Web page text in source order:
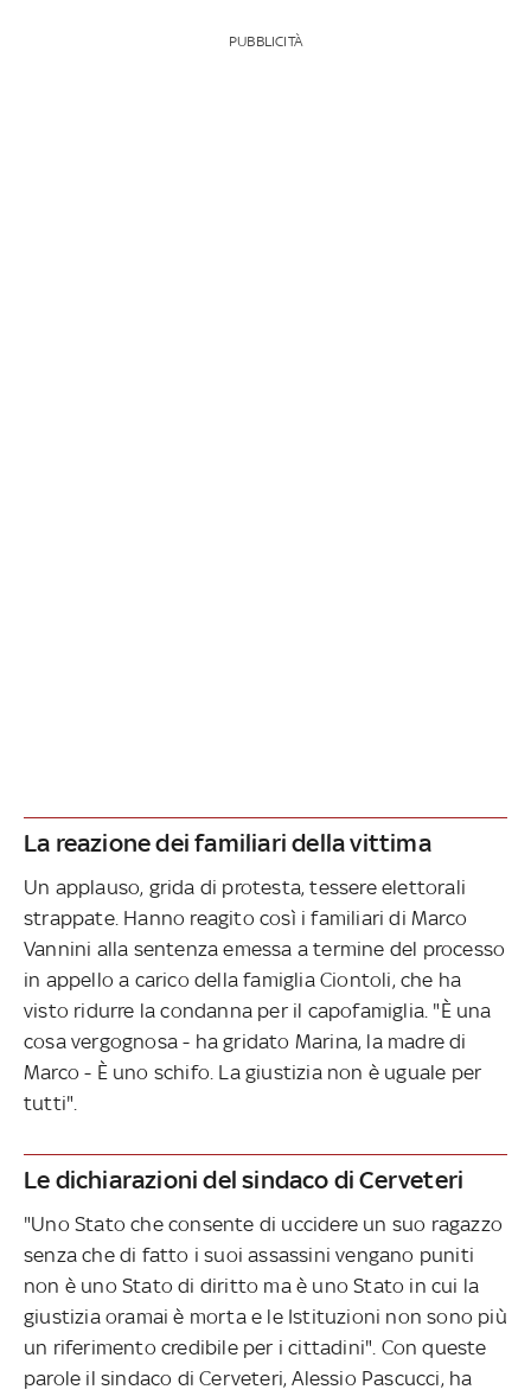
PUBBLICITÀ
La reazione dei familiari della vittima
Un applauso, grida di protesta, tessere elettorali
strappate. Hanno reagito così i familiari di Marco
Vannini alla sentenza emessa a termine del processo
in appello a carico della famiglia Ciontoli, che ha
visto ridurre la condanna per il capofamiglia. "È una
cosa vergognosa - ha gridato Marina, la madre di
Marco - È uno schifo. La giustizia non è uguale per
tutti".
Le dichiarazioni del sindaco di Cerveteri
"Uno Stato che consente di uccidere un suo ragazzo
senza che di fatto i suoi assassini vengano puniti
non è uno Stato di diritto ma è uno Stato in cui la
giustizia oramai è morta e le Istituzioni non sono più
un riferimento credibile per i cittadini". Con queste
parole il sindaco di Cerveteri, Alessio Pascucci, ha